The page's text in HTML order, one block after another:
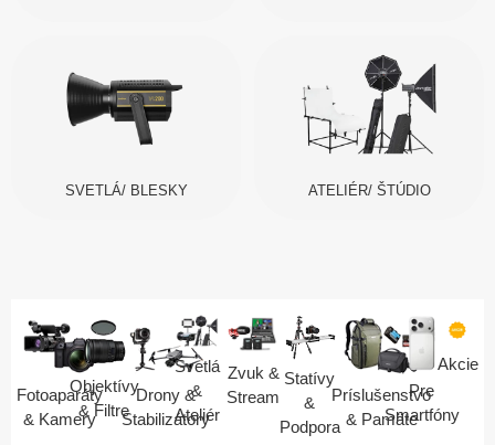
SVETLÁ/ BLESKY ATELIÉR/ ŠTÚDIO
Fotoaparáty
& Kamery
Objektívy
& Filtre
Drony &
Stabilizátory
Svetlá
&
Ateliér
Zvuk &
Stream
Statívy
&
Podpora
Príslušenstvo
& Pamäte
Pre
Smartfóny
Akcie